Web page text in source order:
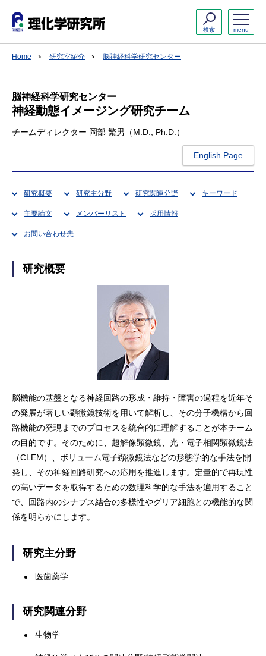
menu
検索
Home 研究室紹介 脳神経科学研究センター
脳神経科学研究センター
神経動態イメージング研究チーム
チームディレクター 岡部 繁男（M.D., Ph.D.）
English Page
研究概要 研究主分野 研究関連分野 キーワード
主要論文 メンバーリスト 採用情報
お問い合わせ先
研究概要
脳機能の基盤となる神経回路の形成・維持・障害の過程を近年そ
の発展が著しい顕微鏡技術を用いて解析し、その分子機構から回
路機能の発現までのプロセスを統合的に理解することが本チーム
の目的です。そのために、超解像顕微鏡、光・電子相関顕微鏡法
（CLEM）、ボリューム電子顕微鏡法などの形態学的な手法を開
発し、その神経回路研究への応用を推進します。定量的で再現性
の高いデータを取得するための数理科学的な手法を適用すること
で、回路内のシナプス結合の多様性やグリア細胞との機能的な関
係を明らかにします。
研究主分野
医歯薬学
研究関連分野
生物学